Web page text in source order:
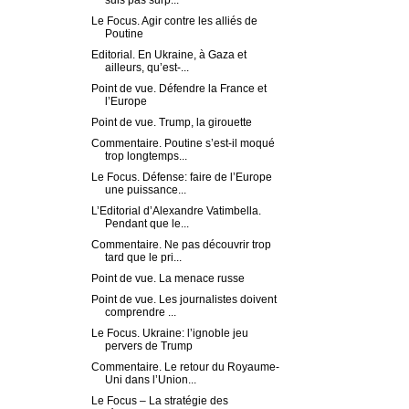
Le Focus. Agir contre les alliés de
Poutine
Editorial. En Ukraine, à Gaza et
ailleurs, qu’est-...
Point de vue. Défendre la France et
l’Europe
Point de vue. Trump, la girouette
Commentaire. Poutine s’est-il moqué
trop longtemps...
Le Focus. Défense: faire de l’Europe
une puissance...
L’Editorial d’Alexandre Vatimbella.
Pendant que le...
Commentaire. Ne pas découvrir trop
tard que le pri...
Point de vue. La menace russe
Point de vue. Les journalistes doivent
comprendre ...
Le Focus. Ukraine: l’ignoble jeu
pervers de Trump
Commentaire. Le retour du Royaume-
Uni dans l’Union...
Le Focus – La stratégie des